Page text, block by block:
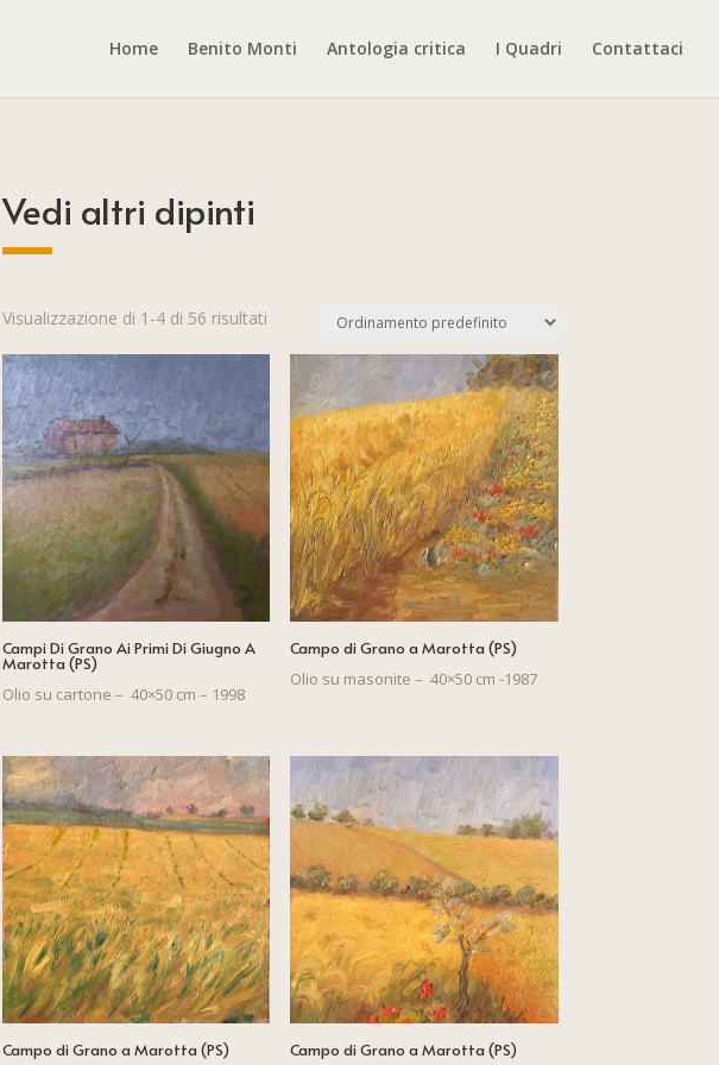
Home Benito Monti Antologia critica I Quadri Contattaci
Vedi altri dipinti
Visualizzazione di 1-4 di 56 risultati
Campi Di Grano Ai Primi Di Giugno A
Marotta (PS)
Olio su cartone – 40×50 cm – 1998
Campo di Grano a Marotta (PS)
Olio su masonite – 40×50 cm -1987
Campo di Grano a Marotta (PS) Campo di Grano a Marotta (PS)